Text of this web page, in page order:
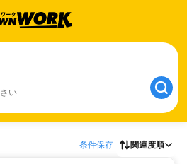
い
条件保存 関連度順